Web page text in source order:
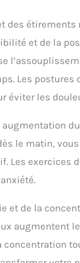
】 La
La
l'avant et
à l'arrière
repose
que ce
lisse
en bois
tapis de
aussi
qu'aux
sangle est
vous
des étirements
et de la
Les postures
éviter les
le matin,
Les exercices
et de la
augmentent
concentration